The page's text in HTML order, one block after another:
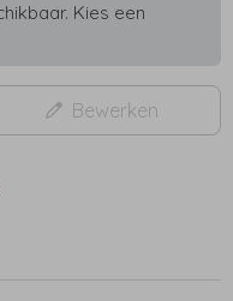
Kies een
Bewerken